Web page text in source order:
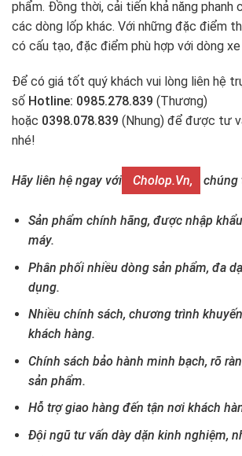
phẩm. Đồng thời, cải tiến khả năng phanh
các dòng lốp khác. Với những đặc điểm
có cấu tạo, đặc điểm phù hợp với dòng xe
Để có giá tốt quý khách vui lòng liên hệ
số Hotline: 0985.278.839 (Thương)
hoặc 0398.078.839 (Nhung) để được tư
nhé!
Hãy liên hệ ngay với Cholop.vn, chúng
Sản phẩm chính hãng, được nhập
máy.
Phân phối nhiều dòng sản phẩm, đa
dụng.
Nhiều chính sách, chương trình
khách hàng.
Chính sách bảo hành minh bạch, rõ
sản phẩm.
Hỗ trợ giao hàng đến tận nơi khách
Đội ngũ tư vấn dày dặn kinh nghiệm,